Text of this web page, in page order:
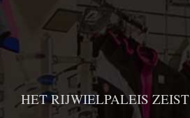
HET RIJWIELPALEIS ZEIST